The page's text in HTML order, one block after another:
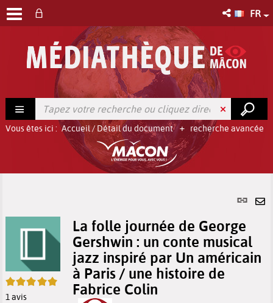
FR
recherche avancée
Vous êtes ici : Accueil/ Détail du document
Lien
5/5
1avis
La folle journée de George
Gershwin : un conte musical
jazz inspiré par Un américain
à Paris / une histoire de
Fabrice Colin